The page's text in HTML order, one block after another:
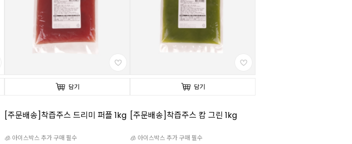
담기
[주문배송]착즙주스 드리미 퍼플 1kg
🧊 아이스박스 추가 구매 필수
담기
[주문배송]착즙주스 캄 그린 1kg
🧊 아이스박스 추가 구매 필수